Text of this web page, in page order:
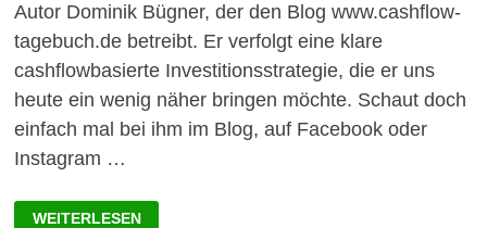
Autor Dominik Bügner, der den Blog www.cashflow-
tagebuch.de betreibt. Er verfolgt eine klare
cashflowbasierte Investitionsstrategie, die er uns
heute ein wenig näher bringen möchte. Schaut doch
einfach mal bei ihm im Blog, auf Facebook oder
Instagram …
AUF
WEITERLESEN